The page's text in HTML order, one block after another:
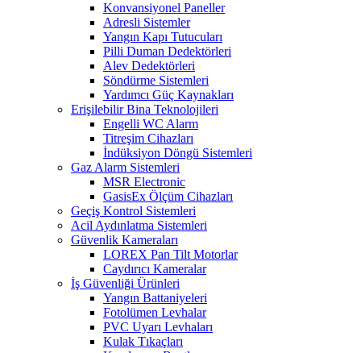
Konvansiyonel Paneller
Adresli Sistemler
Yangın Kapı Tutucuları
Pilli Duman Dedektörleri
Alev Dedektörleri
Söndürme Sistemleri
Yardımcı Güç Kaynakları
Erişilebilir Bina Teknolojileri
Engelli WC Alarm
Titreşim Cihazları
İndüksiyon Döngü Sistemleri
Gaz Alarm Sistemleri
MSR Electronic
GasisEx Ölçüm Cihazları
Geçiş Kontrol Sistemleri
Acil Aydınlatma Sistemleri
Güvenlik Kameraları
LOREX Pan Tilt Motorlar
Caydırıcı Kameralar
İş Güvenliği Ürünleri
Yangın Battaniyeleri
Fotolümen Levhalar
PVC Uyarı Levhaları
Kulak Tıkaçları